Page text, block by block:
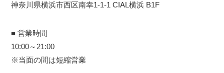
神奈川県横浜市西区南幸1-1-1 CIAL横浜 B1F
■ 営業時間
10:00～21:00
※当面の間は短縮営業